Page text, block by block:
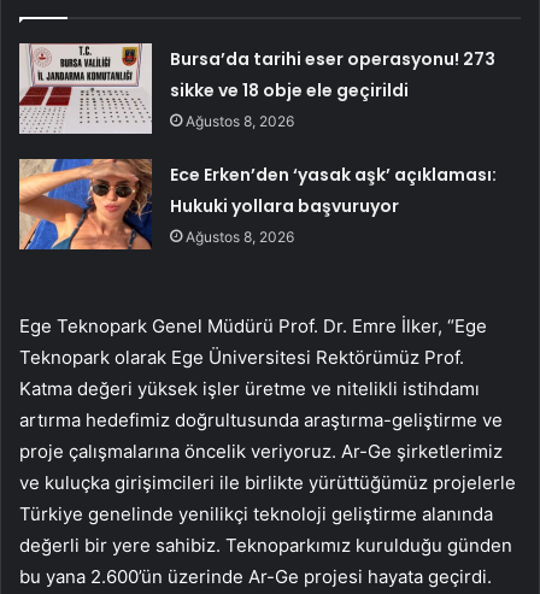
Bursa’da tarihi eser operasyonu! 273
sikke ve 18 obje ele geçirildi
Ağustos 8, 2026
Ece Erken’den ‘yasak aşk’ açıklaması:
Hukuki yollara başvuruyor
Ağustos 8, 2026
Ege Teknopark Genel Müdürü Prof. Dr. Emre İlker, “Ege
Teknopark olarak Ege Üniversitesi Rektörümüz Prof.
Katma değeri yüksek işler üretme ve nitelikli istihdamı
artırma hedefimiz doğrultusunda araştırma-geliştirme ve
proje çalışmalarına öncelik veriyoruz. Ar-Ge şirketlerimiz
ve kuluçka girişimcileri ile birlikte yürüttüğümüz projelerle
Türkiye genelinde yenilikçi teknoloji geliştirme alanında
değerli bir yere sahibiz. Teknoparkımız kurulduğu günden
bu yana 2.600’ün üzerinde Ar-Ge projesi hayata geçirdi.